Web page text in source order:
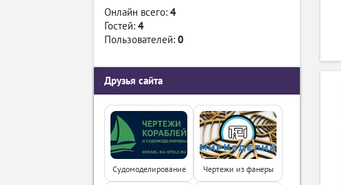
Онлайн всего: 4
Гостей: 4
Пользователей: 0
Друзья сайта
Судомоделирование Чертежи из фанеры